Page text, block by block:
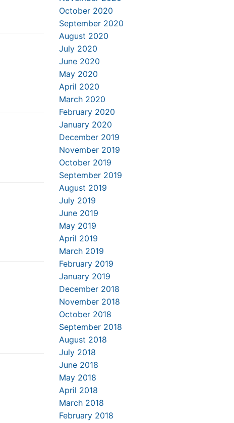
October 2020
September 2020
August 2020
July 2020
June 2020
May 2020
April 2020
March 2020
February 2020
January 2020
December 2019
November 2019
October 2019
September 2019
August 2019
July 2019
June 2019
May 2019
April 2019
March 2019
February 2019
January 2019
December 2018
November 2018
October 2018
September 2018
August 2018
July 2018
June 2018
May 2018
April 2018
March 2018
February 2018